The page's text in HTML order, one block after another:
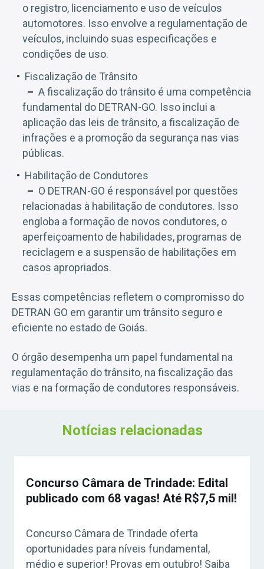
o registro, licenciamento e uso de veículos
automotores. Isso envolve a regulamentação de
veículos, incluindo suas especificações e
condições de uso.
Fiscalização de Trânsito
A fiscalização do trânsito é uma competência
fundamental do DETRAN-GO. Isso inclui a
aplicação das leis de trânsito, a fiscalização de
infrações e a promoção da segurança nas vias
públicas.
Habilitação de Condutores
O DETRAN-GO é responsável por questões
relacionadas à habilitação de condutores. Isso
engloba a formação de novos condutores, o
aperfeiçoamento de habilidades, programas de
reciclagem e a suspensão de habilitações em
casos apropriados.
Essas competências refletem o compromisso do
DETRAN GO em garantir um trânsito seguro e
eficiente no estado de Goiás.
O órgão desempenha um papel fundamental na
regulamentação do trânsito, na fiscalização das
vias e na formação de condutores responsáveis.
Notícias relacionadas
Concurso Câmara de Trindade: Edital
publicado com 68 vagas! Até R$7,5 mil!
Concurso Câmara de Trindade oferta
oportunidades para níveis fundamental,
médio e superior! Provas em outubro! Saiba